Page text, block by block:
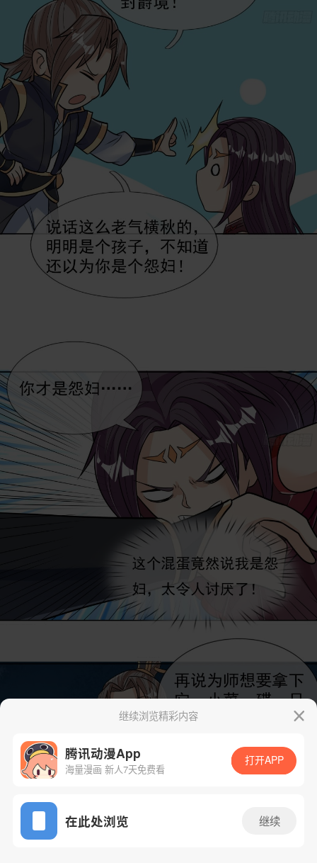
App免费看
继续浏览精彩内容
腾讯动漫App
海量漫画 新人7天免费看
打开APP
在此处浏览 继续